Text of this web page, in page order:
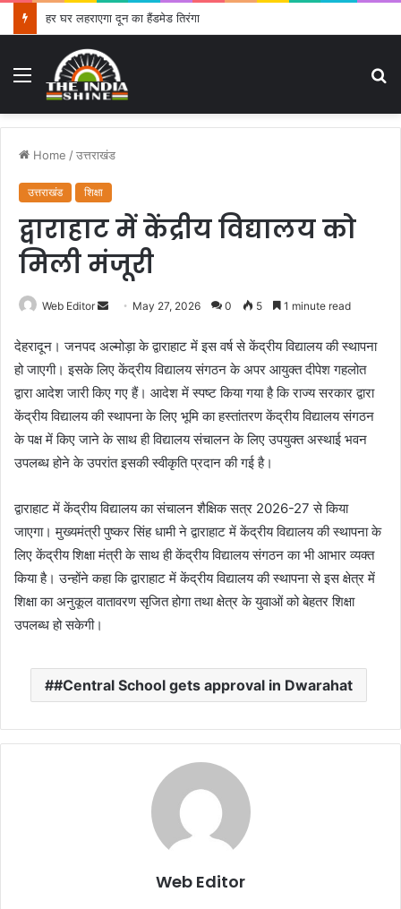
हर घर लहराएगा दून का हैंडमेड तिरंगा
Menu
Home /उत्तराखंड
उत्तराखंड शिक्षा
द्वाराहाट में केंद्रीय विद्यालय को
मिली मंजूरी
Web Editor
n
d
a
n
e
m
May 27, 2026 0 5 1 minute read
देहरादून। जनपद अल्मोड़ा के द्वाराहाट में इस वर्ष से केंद्रीय विद्यालय की स्थापना
हो जाएगी। इसके लिए केंद्रीय विद्यालय संगठन के अपर आयुक्त दीपेश गहलोत
द्वारा आदेश जारी किए गए हैं। आदेश में स्पष्ट किया गया है कि राज्य सरकार द्वारा
केंद्रीय विद्यालय की स्थापना के लिए भूमि का हस्तांतरण केंद्रीय विद्यालय संगठन
के पक्ष में किए जाने के साथ ही विद्यालय संचालन के लिए उपयुक्त अस्थाई भवन
उपलब्ध होने के उपरांत इसकी स्वीकृति प्रदान की गई है।
द्वाराहाट में केंद्रीय विद्यालय का संचालन शैक्षिक सत्र 2026-27 से किया
जाएगा। मुख्यमंत्री पुष्कर सिंह धामी ने द्वाराहाट में केंद्रीय विद्यालय की स्थापना के
लिए केंद्रीय शिक्षा मंत्री के साथ ही केंद्रीय विद्यालय संगठन का भी आभार व्यक्त
किया है। उन्होंने कहा कि द्वाराहाट में केंद्रीय विद्यालय की स्थापना से इस क्षेत्र में
शिक्षा का अनुकूल वातावरण सृजित होगा तथा क्षेत्र के युवाओं को बेहतर शिक्षा
उपलब्ध हो सकेगी।
#Central School gets approval in Dwarahat
Web Editor